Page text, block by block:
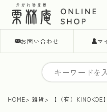
お問い合わせ マ
HOME 雑貨 【（有）